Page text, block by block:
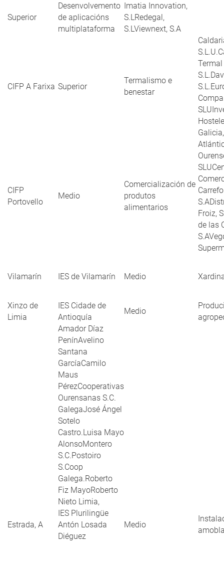
Superior
Desenvolvemento
de aplicacións
multiplataforma
Imatia Innovation,
S.LRedegal,
S.LViewnext, S.A
CIFP A Farixa Superior
Termalismo e
benestar
Termal
CIFP
Portovello
Medio
Comercialización de
produtos
alimentarios
Froiz,
de las
Vilamarín IES de Vilamarín Medio
Xinzo de
Limia
IES Cidade de
Antioquía
Medio
Amador Díaz
PenínAvelino
Santana
GarcíaCamilo
Maus
PérezCooperativas
Ourensanas S.C.
GalegaJosé Ángel
Sotelo
Castro.Luisa Mayo
AlonsoMontero
S.C.Postoiro
S.Coop
Galega.Roberto
Fiz MayoRoberto
Nieto Limia,
Estrada, A
IES Plurilingüe
Antón Losada
Diéguez
Medio